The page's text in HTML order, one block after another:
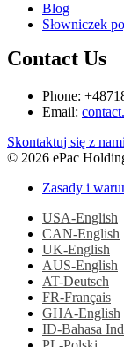
Blog
Słowniczek
Contact Us
Phone:
Email:
facebook
youtube
linkedin
instagram
Skontaktuj się z nami
© 2026 ePac
Zasady i
USA-English
CAN-English
UK-English
AUS-English
AT-Deutsch
FR-Français
GHA-English
ID-Bahasa